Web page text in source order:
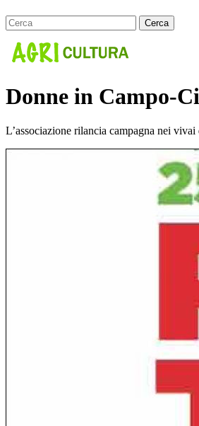
Donne in Campo-
L’associazione rilancia campagna nei